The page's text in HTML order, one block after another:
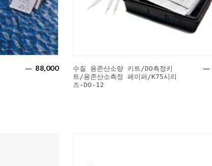
88,000
수질 용존산소량 키트/DO측정키
트/용존산소측정 페이퍼/K75시리
즈-DO-12